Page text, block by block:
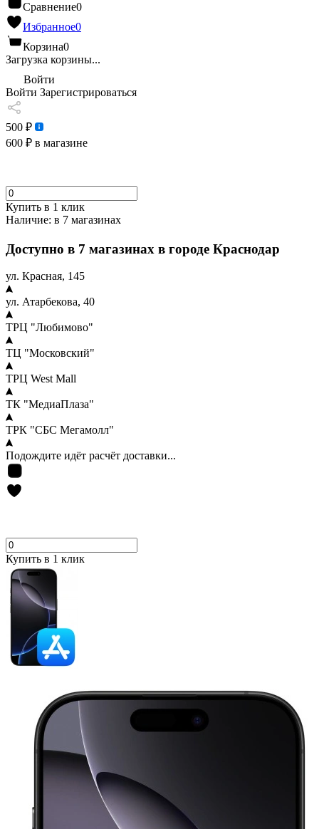
Сравнение0
Избранное0
Корзина0
Загрузка корзины...
Войти
Войти Зарегистрироваться
500 ₽
600 ₽ в магазине
Купить в 1 клик
Наличие: в 7 магазинах
Доступно в 7 магазинах в городе Краснодар
ул. Красная, 145
ул. Атарбекова, 40
ТРЦ "Любимово"
ТЦ "Московский"
ТРЦ West Mall
ТК "МедиаПлаза"
ТРК "СБС Мегамолл"
Подождите идёт расчёт доставки...
Купить в 1 клик